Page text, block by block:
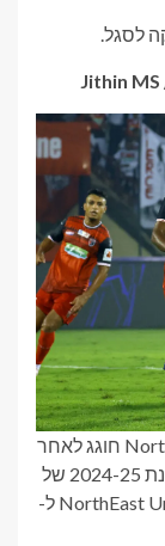
לסגל.
Jithin
Parthib Sundar Gogoi מ-NorthEast United FC חוגג לאחר
שהבקיע שער במהלך משחק מספר 34 בעונת 2024-25 של
ליגת העל ההודית (ISL), ששיחק בין NorthEast United FC ל-